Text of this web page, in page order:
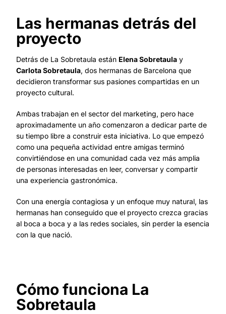
Las hermanas detrás del
proyecto
Detrás de La Sobretaula están Elena Sobretaula y
Carlota Sobretaula, dos hermanas de Barcelona que
decidieron transformar sus pasiones compartidas en un
proyecto cultural.
Ambas trabajan en el sector del marketing, pero hace
aproximadamente un año comenzaron a dedicar parte de
su tiempo libre a construir esta iniciativa. Lo que empezó
como una pequeña actividad entre amigas terminó
convirtiéndose en una comunidad cada vez más amplia
de personas interesadas en leer, conversar y compartir
una experiencia gastronómica.
Con una energía contagiosa y un enfoque muy natural, las
hermanas han conseguido que el proyecto crezca gracias
al boca a boca y a las redes sociales, sin perder la esencia
con la que nació.
Cómo funciona La
Sobretaula